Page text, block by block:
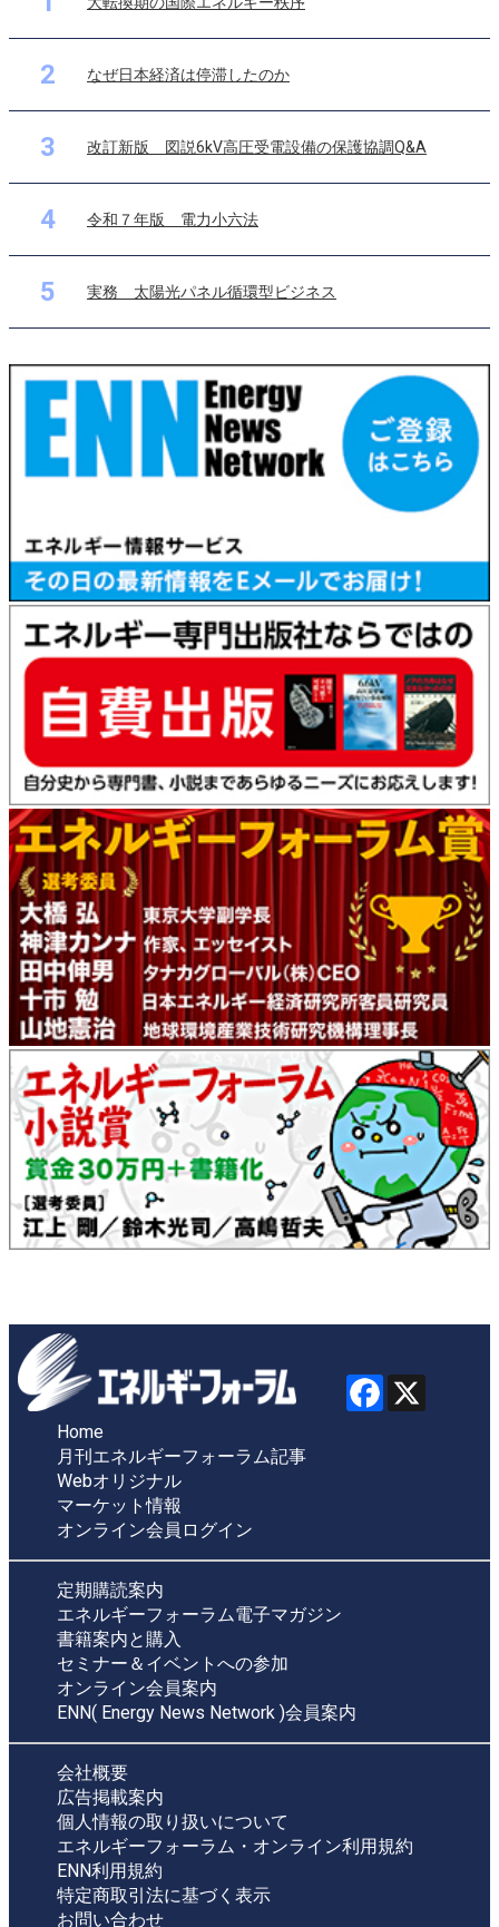
2 なぜ日本経済は停滞したのか
3 改訂新版 図説6kV高圧受電設備の保護協調Q&A
4 令和７年版 電力小六法
5 実務 太陽光パネル循環型ビジネス
Home
月刊エネルギーフォーラム記事
Webオリジナル
マーケット情報
オンライン会員ログイン
定期購読案内
エネルギーフォーラム電子マガジン
書籍案内と購入
セミナー＆イベントへの参加
オンライン会員案内
ENN( Energy News Network )会員案内
会社概要
広告掲載案内
個人情報の取り扱いについて
エネルギーフォーラム・オンライン利用規約
ENN利用規約
特定商取引法に基づく表示
お問い合わせ